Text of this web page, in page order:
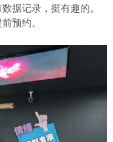
据记录，挺有趣的。
预约。